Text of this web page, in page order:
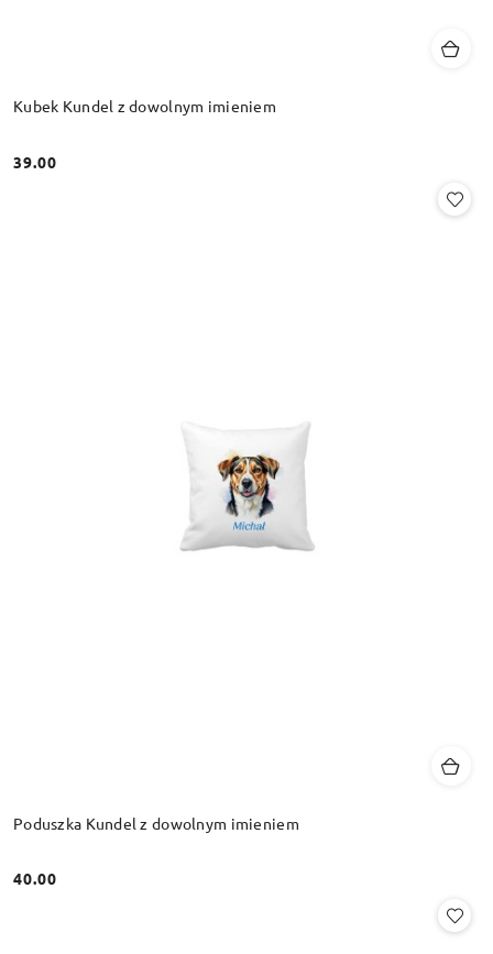
Kubek Kundel z dowolnym imieniem
Cena:
39.00
Poduszka Kundel z dowolnym imieniem
Cena:
40.00